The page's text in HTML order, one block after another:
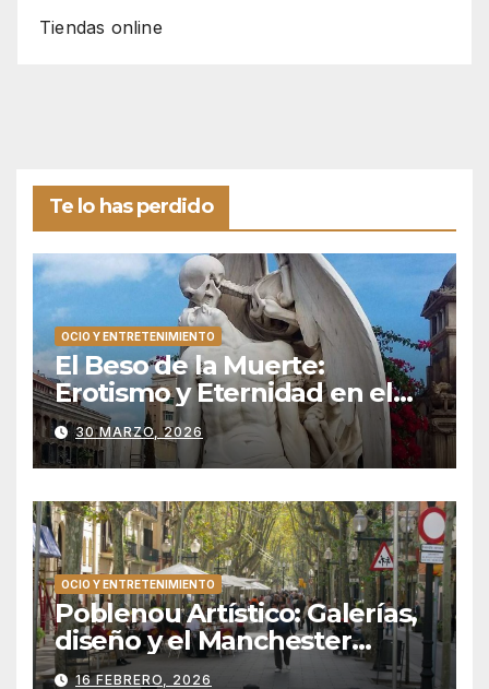
Tiendas online
Te lo has perdido
OCIO Y ENTRETENIMIENTO
El Beso de la Muerte:
Erotismo y Eternidad en el
Silencio de Poblenou
30 MARZO, 2026
OCIO Y ENTRETENIMIENTO
Poblenou Artístico: Galerías,
diseño y el Manchester
catalán
16 FEBRERO, 2026